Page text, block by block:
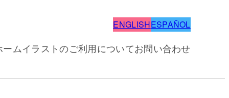
ENGLISHESPAÑOL
ームイラストのご利用についてお問い合わせ